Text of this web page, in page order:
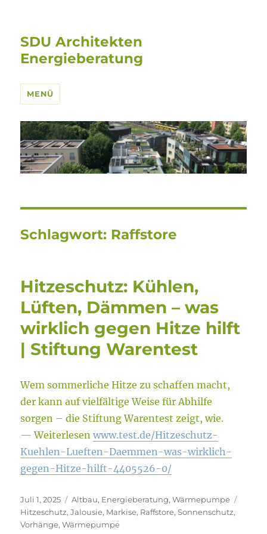
SDU Architekten
Energieberatung
MENÜ
Schlagwort: Raffstore
Hitzeschutz: Kühlen,
Lüften, Dämmen – was
wirklich gegen Hitze hilft
| Stiftung Warentest
Wem sommerliche Hitze zu schaffen macht,
der kann auf vielfältige Weise für Abhilfe
sorgen – die Stiftung Warentest zeigt, wie.
— Weiterlesenwww.test.de/Hitzeschutz-
Kuehlen-Lueften-Daemmen-was-wirklich-
gegen-Hitze-hilft-4405526-0/
Veröffentlicht
am
Juli 1, 2025 Kategorien
Altbau, Energieberatung,Wärmepumpe
Hitzeschutz,Jalousie, Markise, Raffstore,Sonnenschutz,
Vorhänge,Wärmepumpe